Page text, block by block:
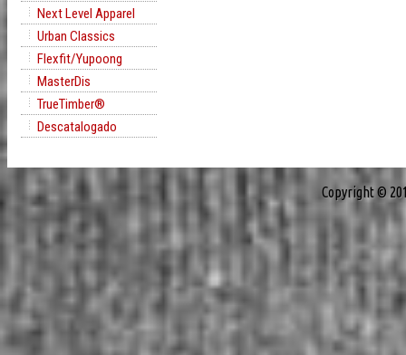
Next Level Apparel
Urban Classics
Flexfit/Yupoong
MasterDis
TrueTimber®
Descatalogado
Copyright ©